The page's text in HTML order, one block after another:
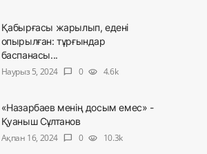
Қабырғасы жарылып, едені
опырылған: тұрғындар
баспанасы...
Наурыз 5, 2024
chat_bubble 0 visibility 4.6k
«Назарбаев менің досым емес» -
Қуаныш Сұлтанов
Ақпан 16, 2024
chat_bubble 0 visibility 10.3k